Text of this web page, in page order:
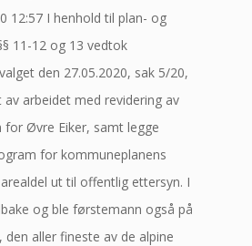
12:57 ​I henhold til plan- og
11-12 og 13 vedtok
den 27.05.2020, sak 5/20,
arbeidet med revidering av
for Øvre Eiker, samt legge
for kommuneplanens
ut til offentlig ettersyn. I
og ble førstemann også på
den aller fineste av de alpine